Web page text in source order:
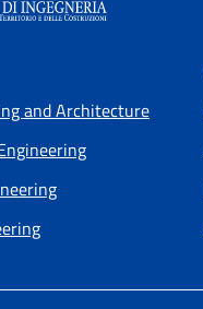
and Architecture